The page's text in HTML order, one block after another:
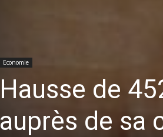
Economie
Hausse de
auprès de sa